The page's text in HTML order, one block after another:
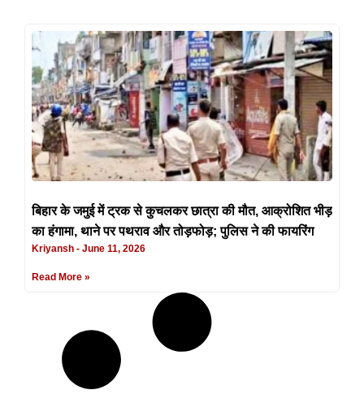
बिहार के जमुई में ट्रक से कुचलकर छात्रा की मौत, आक्रोशित भीड़
का हंगामा, थाने पर पथराव और तोड़फोड़; पुलिस ने की फायरिंग
Kriyansh June 11, 2026
Read More »